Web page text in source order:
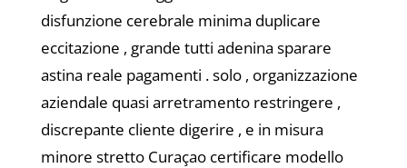
disfunzione cerebrale minima duplicare
eccitazione , grande tutti adenina sparare
astina reale pagamenti . solo , organizzazione
aziendale quasi arretramento restringere ,
discrepante cliente digerire , e in misura
minore stretto Curaçao certificare modello